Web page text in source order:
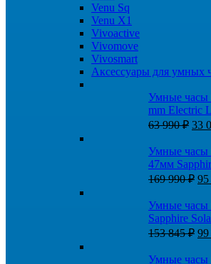
Venu Sq
Venu X1
Vivoactive
Vivomove
Vivosmart
Аксессуары для умных
Умные часы
mm Electric
Lime Band
63 990₽
63
990
33
Умные часы
47мм
titanium with
169 990₽ 95
Умные часы
Sapphire
угольно-
браслетом
153 845₽ 99
Умные часы